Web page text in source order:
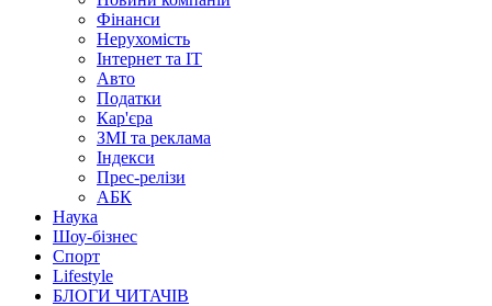
Фінанси
Нерухомість
Інтернет та IT
Авто
Податки
Кар'єра
ЗМІ та реклама
Індекси
Прес-релізи
АБК
Наука
Шоу-бізнес
Спорт
Lifestyle
БЛОГИ ЧИТАЧІВ